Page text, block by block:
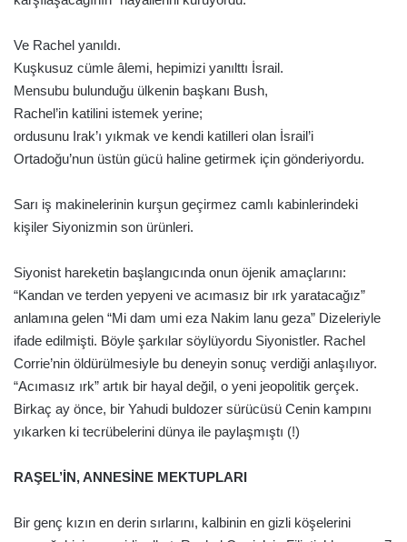
Ve Rachel yanıldı.
Kuşkusuz cümle âlemi, hepimizi yanılttı İsrail.
Mensubu bulunduğu ülkenin başkanı Bush,
Rachel’in katilini istemek yerine;
ordusunu Irak’ı yıkmak ve kendi katilleri olan İsrail’i
Ortadoğu’nun üstün gücü haline getirmek için gönderiyordu.
Sarı iş makinelerinin kurşun geçirmez camlı kabinlerindeki
kişiler Siyonizmin son ürünleri.
Siyonist hareketin başlangıcında onun öjenik amaçlarını:
“Kandan ve terden yepyeni ve acımasız bir ırk yaratacağız”
anlamına gelen “Mi dam umi eza Nakim lanu geza” Dizeleriyle
ifade edilmişti. Böyle şarkılar söylüyordu Siyonistler. Rachel
Corrie’nin öldürülmesiyle bu deneyin sonuç verdiği anlaşılıyor.
“Acımasız ırk” artık bir hayal değil, o yeni jeopolitik gerçek.
Birkaç ay önce, bir Yahudi buldozer sürücüsü Cenin kampını
yıkarken ki tecrübelerini dünya ile paylaşmıştı (!)
RAŞEL’İN, ANNESİNE MEKTUPLARI
Bir genç kızın en derin sırlarını, kalbinin en gizli köşelerini